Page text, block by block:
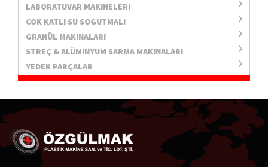
LABORATUVAR MAKINELERI
COK KATLI SU SOGUTMALI
GRANÜL MAKINALARI
STREÇ & ALÜMINYUM SARMA MAKINALARI
YEDEK PARÇALAR